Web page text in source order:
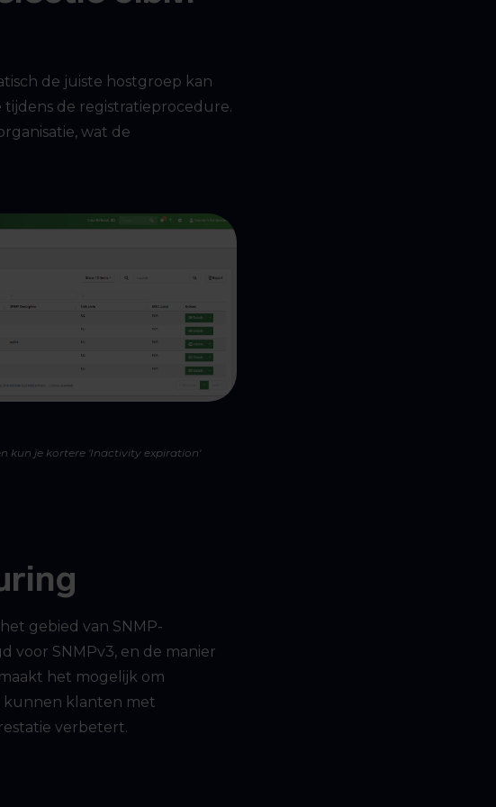
de juiste hostgroep kan
de registratieprocedure.
wat de
kun je kortere 'Inactivity expiration'
gebied van SNMP-
voor SNMPv3, en de manier
het mogelijk om
kunnen klanten met
verbetert.